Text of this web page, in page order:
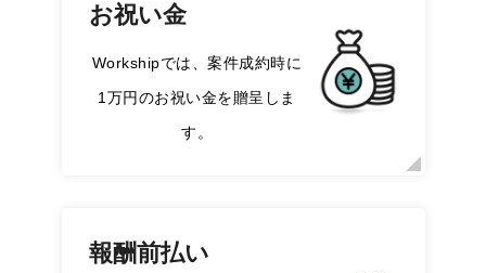
お祝い金
Workshipでは、案件成約時に
1万円のお祝い金を贈呈しま
す。
報酬前払い